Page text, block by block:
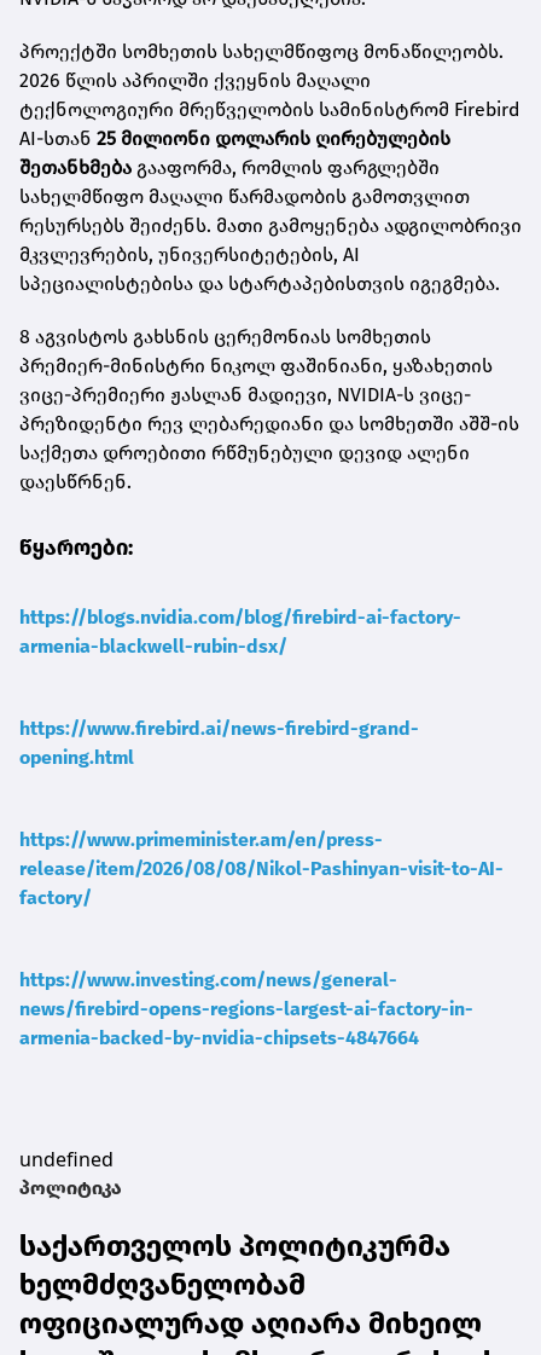
პროექტში სომხეთის სახელმწიფოც მონაწილეობს.
2026 წლის აპრილში ქვეყნის მაღალი
ტექნოლოგიური მრეწველობის სამინისტრომ Firebird
AI-სთან 25 მილიონი დოლარის ღირებულების
შეთანხმება გააფორმა, რომლის ფარგლებში
სახელმწიფო მაღალი წარმადობის გამოთვლით
რესურსებს შეიძენს. მათი გამოყენება ადგილობრივი
მკვლევრების, უნივერსიტეტების, AI
სპეციალისტებისა და სტარტაპებისთვის იგეგმება.
8 აგვისტოს გახსნის ცერემონიას სომხეთის
პრემიერ-მინისტრი ნიკოლ ფაშინიანი, ყაზახეთის
ვიცე-პრემიერი ჟასლან მადიევი, NVIDIA-ს ვიცე-
პრეზიდენტი რევ ლებარედიანი და სომხეთში აშშ-ის
საქმეთა დროებითი რწმუნებული დევიდ ალენი
დაესწრნენ.
წყაროები:
https://blogs.nvidia.com/blog/firebird-ai-factory-
armenia-blackwell-rubin-dsx/
https://www.firebird.ai/news-firebird-grand-
opening.html
https://www.primeminister.am/en/press-
release/item/2026/08/08/Nikol-Pashinyan-visit-to-AI-
factory/
https://www.investing.com/news/general-
news/firebird-opens-regions-largest-ai-factory-in-
armenia-backed-by-nvidia-chipsets-4847664
undefined
პოლიტიკა
საქართველოს პოლიტიკურმა
ხელმძღვანელობამ
ოფიციალურად აღიარა მიხეილ